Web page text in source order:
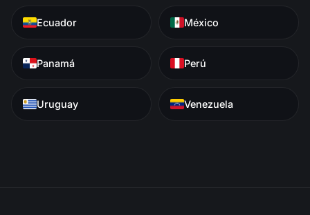
Ecuador México
Panamá Perú
Uruguay Venezuela